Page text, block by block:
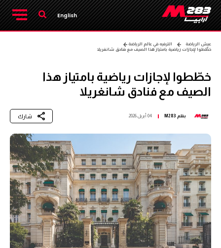
English
عيش الرياضة
الترفيه في عالم الرياضة
خطّطوا لإجازات رياضية بامتياز هذا الصيف مع فنادق شانغريلا
خطّطوا لإجازات رياضية بامتياز هذا
الصيف مع فنادق شانغريلا
بقلم M283 04 أبريل 2026 شارك